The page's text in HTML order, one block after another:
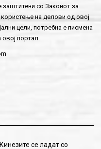
заштитени со Законот за
на делови од овој
цели, потребна е писмена
портал.
се ладат со